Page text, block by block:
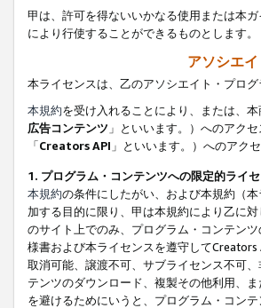
甲は、許可を得ないいかなる使用または本
により行使することができるものとします。
アソシエ
本ライセンスは、乙のアソシエイト・プロ
本規約を受け入れることにより、または、
広告コンテンツ 」といいます。）へのアク
「Creators API 」といいます。）へのアク
1. プログラム・コンテンツへの限定的ライ
本規約の条件にしたがい、および本規約（
加する目的に限り、甲は本規約により乙に
のサイト上でのみ、プログラム・コンテン
様書および本ライセンスを遵守して
取消可能、譲渡不可、サブライセンス不可
テンツのダウンロード、複製その他利用、
を避けるためにいうと、プログラム・コン